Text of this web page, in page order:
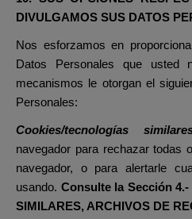
DIVULGAMOS SUS DATOS
Nos esforzamos en
Datos Personales que usted
mecanismos le otorgan el
Personales:
Cookies/tecnologías
navegador para rechazar todas
navegador, o para alertarle
usando. Consulte la Sección 4.-
SIMILARES, ARCHIVOS DE